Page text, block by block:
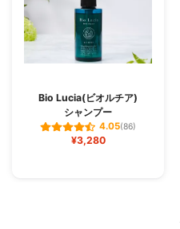
Bio Lucia(ビオルチア)
シャンプー
4.05(86)
¥3,280